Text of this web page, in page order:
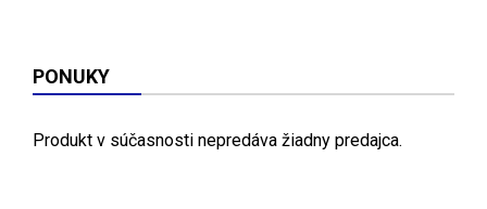
PONUKY
Produkt v súčasnosti nepredáva žiadny predajca.